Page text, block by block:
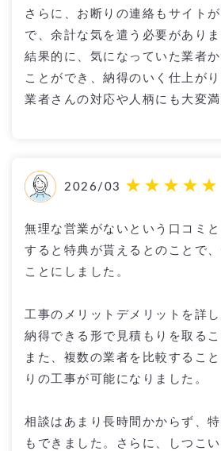
さらに、お断りの連絡もサイト
で、余計な気を遣う必要がありま
結果的に、気になっていた業者
ことができ、納得のいく仕上が
業者さんの対応や人柄にも大変満
2026/03
無理な営業がないという口コミ
すると特典が貰えるとのことで
ことにしました。
工事のメリットデメリットを詳し
納得できる形で見積もりを取るこ
また、複数の業者を比較するこ
りの工事が可能になりました。
相談はあまり長時間かからず、
もできました。さらに、しつこ